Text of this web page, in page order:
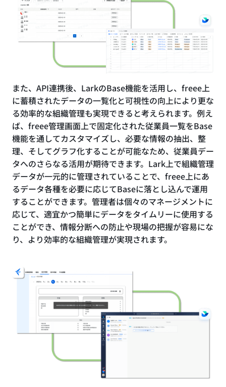
また、API連携後、LarkのBase機能を活用し、freee上
に蓄積されたデータの一覧化と可視性の向上により更な
る効率的な組織管理も実現できると考えられます。例え
ば、freee管理画面上で固定化された従業員一覧をBase
機能を通してカスタマイズし、必要な情報の抽出、整
理、そしてグラフ化することが可能なため、従業員デー
タへのさらなる活用が期待できます。Lark上で組織管理
データが一元的に管理されていることで、freee上にあ
るデータ各種を必要に応じてBaseに落とし込んで運用
することができます。管理者は個々のマネージメントに
応じて、適宜かつ簡単にデータをタイムリーに使用する
ことができ、情報分断への防止や現場の把握が容易にな
り、より効率的な組織管理が実現されます。